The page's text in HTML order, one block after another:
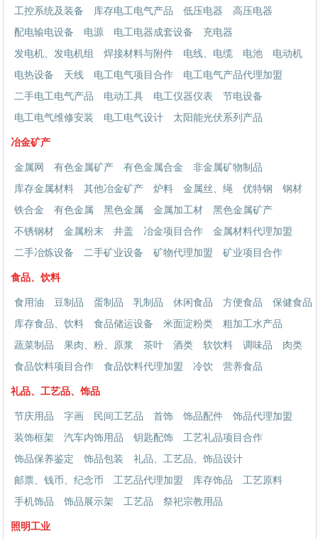
工控系统及装备 库存电工电气产品 低压电器
高压电器
配电输电设备
电源 电工电器成套设备
充电器
发电机、发电机组
焊接材料与附件 电线、电缆 电池
电动机
电热设备
天线 电工电气项目合作
电工电气产品代理加盟
二手电工电气产品
电动工具 电工仪器仪表
节电设备
电工电气维修安装
电工电气设计 太阳能光伏系列产品
冶金矿产
金属网 有色金属矿产 有色金属合金
非金属矿物制品
库存金属材料
其他冶金矿产 炉料 金属丝、绳 优特钢
钢材
铁合金
有色金属 黑色金属 金属加工材
黑色金属矿产
不锈钢材
金属粉末 井盖 冶金项目合作
金属材料代理加盟
二手冶炼设备
二手矿业设备 矿物代理加盟 矿业项目合作
食品、饮料
食用油 豆制品 蛋制品 乳制品 休闲食品 方便食品
保健食品
库存食品、饮料
食品储运设备 米面淀粉类
粗加工水产品
蔬菜制品
果肉、粉、原浆 茶叶 酒类 软饮料 调味品
肉类
食品饮料项目合作
食品饮料代理加盟 冷饮 营养食品
礼品、工艺品、饰品
节庆用品 字画 民间工艺品 首饰 饰品配件
饰品代理加盟
装饰框架
汽车内饰用品 钥匙配饰
工艺礼品项目合作
饰品保养鉴定
饰品包装
礼品、工艺品、饰品设计
邮票、钱币、纪念币
工艺品代理加盟 库存饰品
工艺原料
手机饰品
饰品展示架 工艺品 祭祀宗教用品
照明工业